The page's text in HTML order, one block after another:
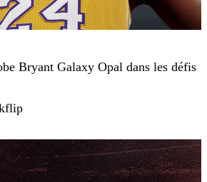
Bryant Galaxy Opal dans les défis